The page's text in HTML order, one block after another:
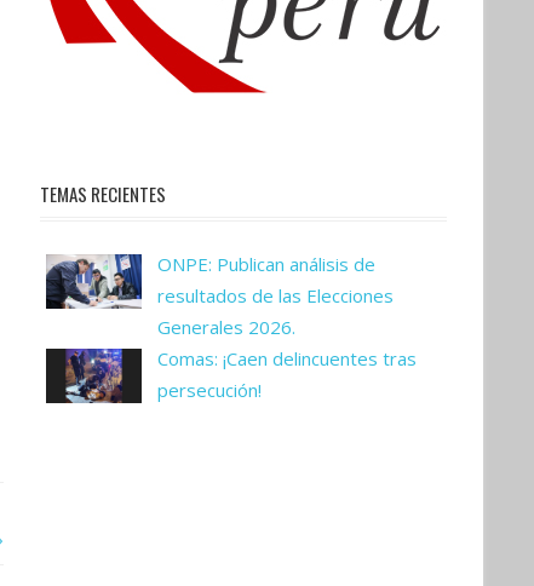
TEMAS RECIENTES
ONPE: Publican análisis de
resultados de las Elecciones
Generales 2026.
Comas: ¡Caen delincuentes tras
persecución!